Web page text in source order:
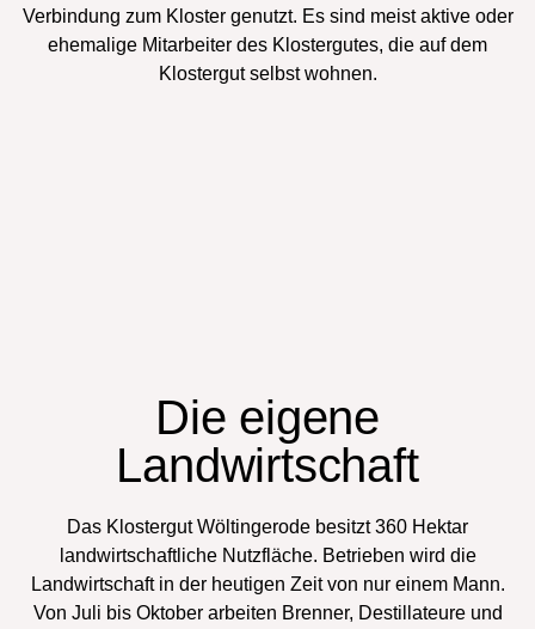
Verbindung zum Kloster genutzt. Es sind meist aktive oder
ehemalige Mitarbeiter des Klostergutes, die auf dem
Klostergut selbst wohnen.
Die eigene
Landwirtschaft
Das Klostergut Wöltingerode besitzt 360 Hektar
landwirtschaftliche Nutzfläche. Betrieben wird die
Landwirtschaft in der heutigen Zeit von nur einem Mann.
Von Juli bis Oktober arbeiten Brenner, Destillateure und